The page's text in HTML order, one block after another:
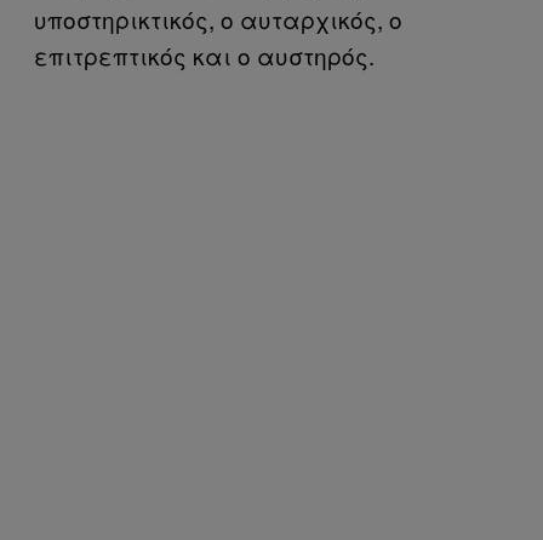
υποστηρικτικός, ο αυταρχικός, ο
επιτρεπτικός και ο αυστηρός.